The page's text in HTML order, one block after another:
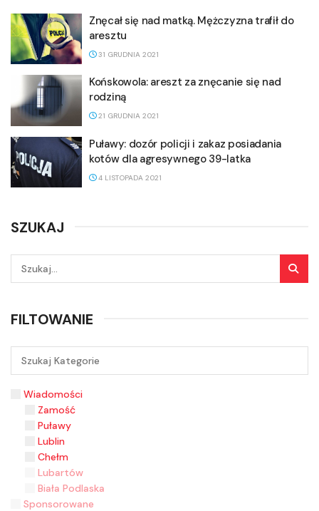
Znęcał się nad matką. Mężczyzna trafił do
aresztu
31 GRUDNIA 2021
Końskowola: areszt za znęcanie się nad
rodziną
21 GRUDNIA 2021
Puławy: dozór policji i zakaz posiadania
kotów dla agresywnego 39-latka
4 LISTOPADA 2021
SZUKAJ
FILTOWANIE
Wiadomości
Zamość
Puławy
Lublin
Chełm
Lubartów
Biała Podlaska
Sponsorowane